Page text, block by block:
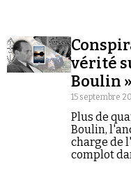
vérité
Boulin
15 septembre
Plus de
Boulin,
charge de
complot